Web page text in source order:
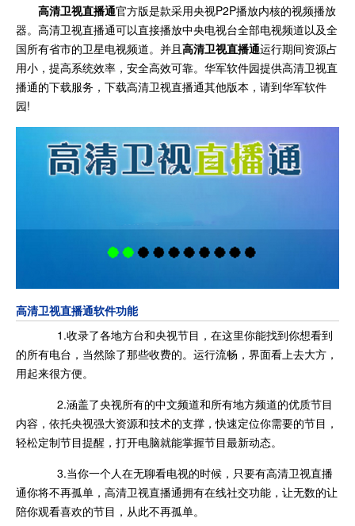
高清卫视直播通官方版是款采用央视P2P播放内核的视频播放
器。高清卫视直播通可以直接播放中央电视台全部电视频道以及全
国所有省市的卫星电视频道。并且高清卫视直播通运行期间资源占
用小，提高系统效率，安全高效可靠。华军软件园提供高清卫视直
播通的下载服务，下载高清卫视直播通其他版本，请到华军软件
园!
高清卫视直播通软件功能
1.收录了各地方台和央视节目，在这里你能找到你想看到
的所有电台，当然除了那些收费的。运行流畅，界面看上去大方，
用起来很方便。
2.涵盖了央视所有的中文频道和所有地方频道的优质节目
内容，依托央视强大资源和技术的支撑，快速定位你需要的节目，
轻松定制节目提醒，打开电脑就能掌握节目最新动态。
3.当你一个人在无聊看电视的时候，只要有高清卫视直播
通你将不再孤单，高清卫视直播通拥有在线社交功能，让无数的让
陪你观看喜欢的节目，从此不再孤单。